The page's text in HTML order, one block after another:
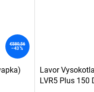
€580,56
–43 %
Lavor
LVR5 Plus 150